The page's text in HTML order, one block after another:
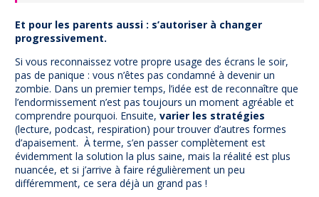
Et pour les parents aussi : s’autoriser à changer
progressivement.
Si vous reconnaissez votre propre usage des écrans le soir,
pas de panique : vous n’êtes pas condamné à devenir un
zombie. Dans un premier temps, l’idée est de reconnaître que
l’endormissement n’est pas toujours un moment agréable et
comprendre pourquoi. Ensuite, varier les stratégies
(lecture, podcast, respiration) pour trouver d’autres formes
d’apaisement. À terme, s’en passer complètement est
évidemment la solution la plus saine, mais la réalité est plus
nuancée, et si j’arrive à faire régulièrement un peu
différemment, ce sera déjà un grand pas !